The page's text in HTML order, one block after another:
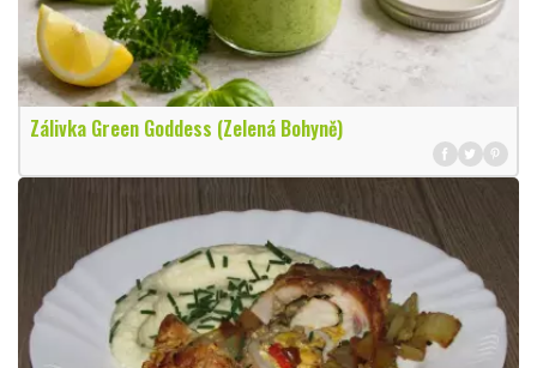
Zálivka Green Goddess (Zelená Bohyně)